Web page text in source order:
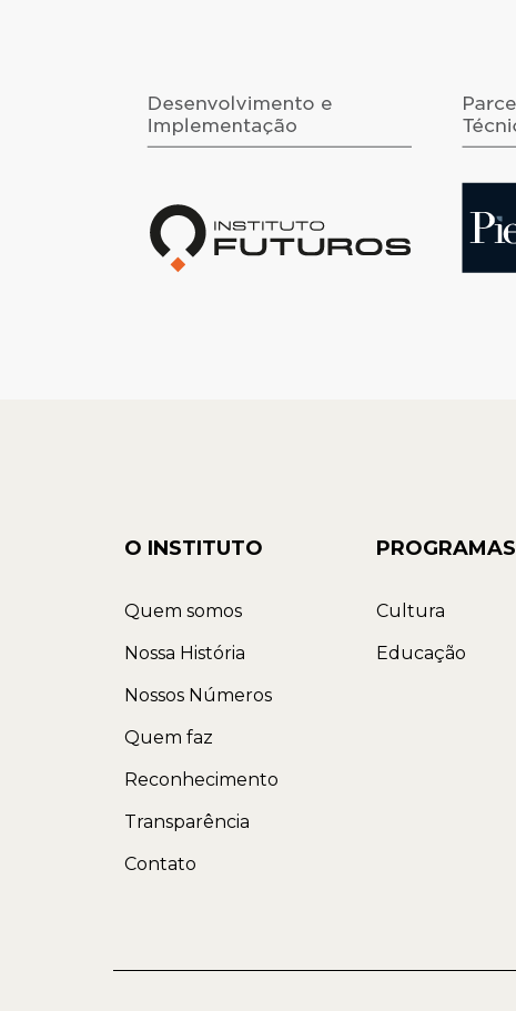
O INSTITUTO
Quem somos
Nossa História
Nossos Números
Quem faz
Reconhecimento
Transparência
Contato
PROGRAMAS
Cultura
Educação